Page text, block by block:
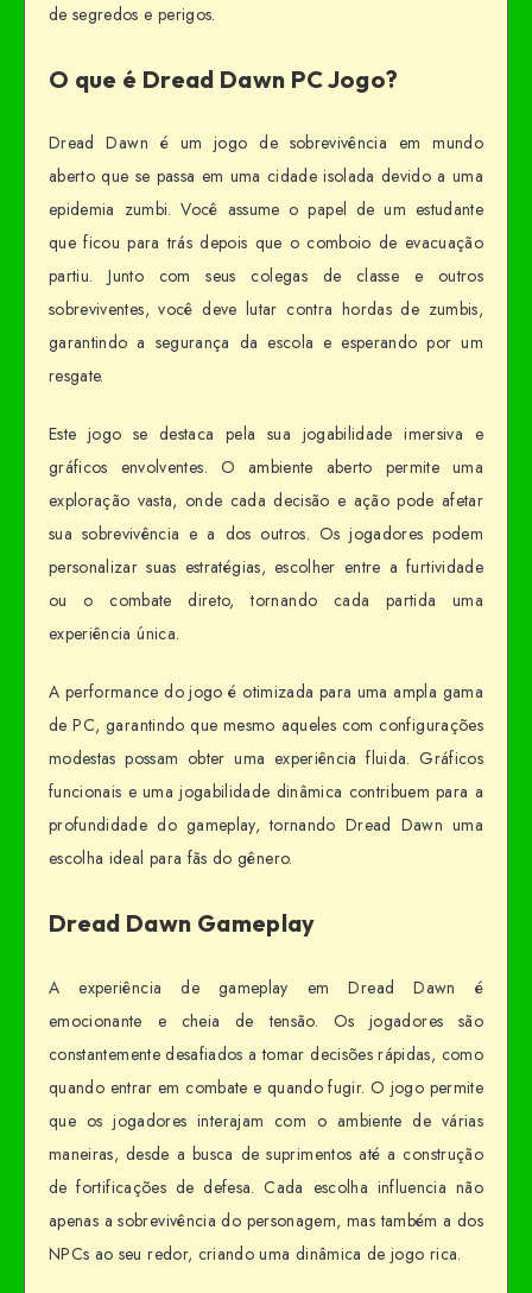
de segredos e perigos.
O que é Dread Dawn PC Jogo?
Dread Dawn é um jogo de sobrevivência em mundo
aberto que se passa em uma cidade isolada devido a uma
epidemia zumbi. Você assume o papel de um estudante
que ficou para trás depois que o comboio de evacuação
partiu. Junto com seus colegas de classe e outros
sobreviventes, você deve lutar contra hordas de zumbis,
garantindo a segurança da escola e esperando por um
resgate.
Este jogo se destaca pela sua jogabilidade imersiva e
gráficos envolventes. O ambiente aberto permite uma
exploração vasta, onde cada decisão e ação pode afetar
sua sobrevivência e a dos outros. Os jogadores podem
personalizar suas estratégias, escolher entre a furtividade
ou o combate direto, tornando cada partida uma
experiência única.
A performance do jogo é otimizada para uma ampla gama
de PC, garantindo que mesmo aqueles com configurações
modestas possam obter uma experiência fluida. Gráficos
funcionais e uma jogabilidade dinâmica contribuem para a
profundidade do gameplay, tornando Dread Dawn uma
escolha ideal para fãs do gênero.
Dread Dawn Gameplay
A experiência de gameplay em Dread Dawn é
emocionante e cheia de tensão. Os jogadores são
constantemente desafiados a tomar decisões rápidas, como
quando entrar em combate e quando fugir. O jogo permite
que os jogadores interajam com o ambiente de várias
maneiras, desde a busca de suprimentos até a construção
de fortificações de defesa. Cada escolha influencia não
apenas a sobrevivência do personagem, mas também a dos
NPCs ao seu redor, criando uma dinâmica de jogo rica.